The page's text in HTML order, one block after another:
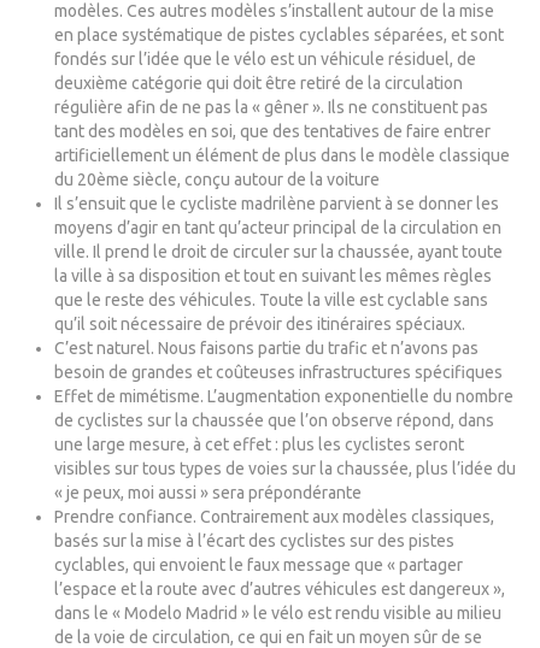
modèles. Ces autres modèles s’installent autour de la mise
en place systématique de pistes cyclables séparées, et sont
fondés sur l’idée que le vélo est un véhicule résiduel, de
deuxième catégorie qui doit être retiré de la circulation
régulière afin de ne pas la « gêner ». Ils ne constituent pas
tant des modèles en soi, que des tentatives de faire entrer
artificiellement un élément de plus dans le modèle classique
du 20ème siècle, conçu autour de la voiture
Il s’ensuit que le cycliste madrilène parvient à se donner les
moyens d’agir en tant qu’acteur principal de la circulation en
ville. Il prend le droit de circuler sur la chaussée, ayant toute
la ville à sa disposition et tout en suivant les mêmes règles
que le reste des véhicules. Toute la ville est cyclable sans
qu’il soit nécessaire de prévoir des itinéraires spéciaux.
C’est naturel. Nous faisons partie du trafic et n’avons pas
besoin de grandes et coûteuses infrastructures spécifiques
Effet de mimétisme. L’augmentation exponentielle du nombre
de cyclistes sur la chaussée que l’on observe répond, dans
une large mesure, à cet effet : plus les cyclistes seront
visibles sur tous types de voies sur la chaussée, plus l’idée du
« je peux, moi aussi » sera prépondérante
Prendre confiance. Contrairement aux modèles classiques,
basés sur la mise à l’écart des cyclistes sur des pistes
cyclables, qui envoient le faux message que « partager
l’espace et la route avec d’autres véhicules est dangereux »,
dans le « Modelo Madrid » le vélo est rendu visible au milieu
de la voie de circulation, ce qui en fait un moyen sûr de se